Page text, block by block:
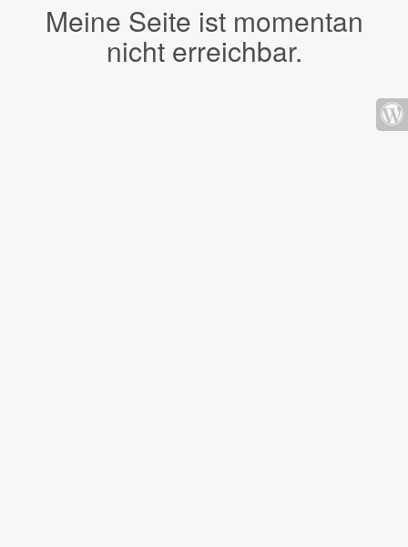
Meine Seite ist momentan
nicht erreichbar.